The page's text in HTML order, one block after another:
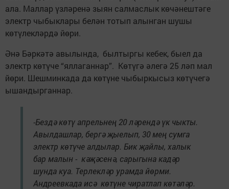
ала. Маллар үзләренә зыян салмаслык көчәнештәге
электр чыбыклары белән тотып алынган шушы
көтүлекләрдә йөри.
Әнә Бәркәтә авылында, былтыргы кебек, быел да
электр көтүче “яллаганнар”. Көтүгә әлегә 25 ләп мал
йөри. Шешминкада да көтүне чыбыркысыз көтүчегә
ышандырганнар.
-Бездә көтү апрельнең 20 ләрендә үк чыкты.
Авылдашлар, бергә җыелып, 30 мең сумга
электр көтүче алдылар. Бик җайлы, халык
бар малын - кәҗәсенә, сарыгына кадәр
шунда куа. Терлекләр урамда йөрми.
Андреевкада исә көтүне чиратлап көтәләр.